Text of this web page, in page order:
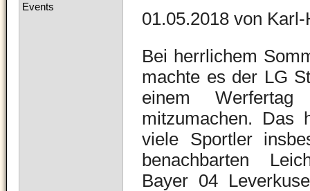
01.05.2018 von
Bei herrlichem
machte es der LG
einem
mitzumachen. Das
viele Sportler
benachbarten
Bayer 04
Events